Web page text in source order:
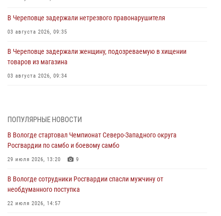
В Череповце задержали нетрезвого правонарушителя
03 августа 2026, 09:35
В Череповце задержали женщину, подозреваемую в хищении
товаров из магазина
03 августа 2026, 09:34
самбо
ЗА МИНУВШУЮ НЕДЕЛЮ СОТРУДНИКАМИ ВНЕВЕДОМСТВЕННОЙ
ОХРАНЫ РОСГВАРДИИ В ВОЛОГОДСКОЙ ОБЛАСТИ ЗАДЕРЖАНО 23
02 августа 2026, 10:37
Росгвардейцы в г. Соколе задержали несовершеннолетнего
ПОПУЛЯРНЫЕ НОВОСТИ
В Вологде стартовал Чемпионат Северо-Западного округа
Росгвардии по самбо и боевому самбо
29 июля 2026, 13:20 9
В Вологде сотрудники Росгвардии спасли мужчину от
необдуманного поступка
22 июля 2026, 14:57